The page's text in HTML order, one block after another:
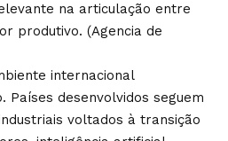
na articulação entre
produtivo. (Agencia de
internacional
Países desenvolvidos seguem
voltados à transição